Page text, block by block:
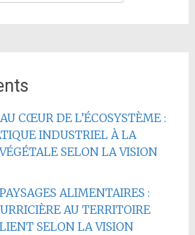
CŒUR DE L’ÉCOSYSTÈME :
INDUSTRIEL À LA
SELON LA VISION
ALIMENTAIRES :
AU TERRITOIRE
SELON LA VISION